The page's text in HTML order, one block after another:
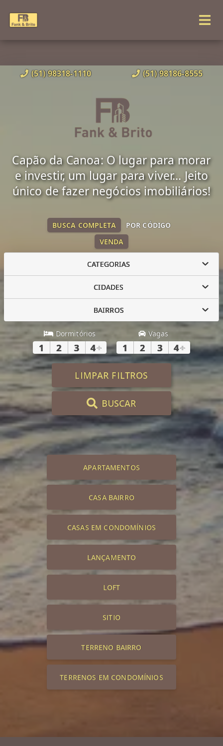
(51) 98318-1110 (51) 98186-8555
Capão da Canoa: O lugar para morar
e investir, um lugar para viver... Jeito
único de fazer negócios imobiliários!
VENDA
BUSCA COMPLETA POR CÓDIGO
CATEGORIAS
CIDADES
BAIRROS
Dormitórios
1 2 3 4+
Vagas
1 2 3 4+
LIMPAR FILTROS
BUSCAR
APARTAMENTOS
CASA BAIRRO
CASAS EM CONDOMÍNIOS
LANÇAMENTO
LOFT
SITIO
TERRENO BAIRRO
TERRENOS EM CONDOMÍNIOS